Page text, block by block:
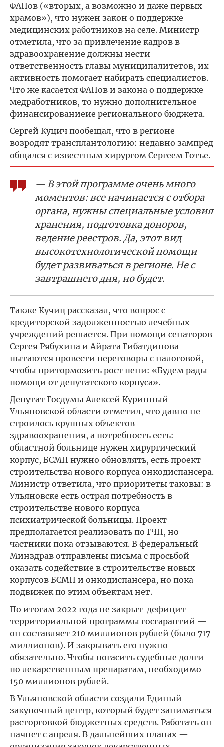
ФАПов («вторых, а возможно и даже первых
храмов»), что нужен закон о поддержке
медицинских работников на селе. Министр
отметила, что за привлечение кадров в
здравоохранение должны нести
ответственность главы муниципалитетов, их
активность помогает набирать специалистов.
Что же касается ФАПов и закона о поддержке
медработников, то нужно дополнительное
финансированиеие регионального бюджета.
Сергей Куцич пообещал, что в регионе
возродят трансплантологию: недавно зампред
общался с известным хирургом Сергеем Готье.
— В этой программе очень много
моментов: все начинается с отбора
органа, нужны специальные условия
хранения, подготовка доноров,
ведение реестров. Да, этот вид
высокотехнологической помощи
будет развиваться в регионе. Не с
завтрашнего дня, но будет.
Также Кучиц рассказал, что вопрос с
кредиторской задолженностью лечебных
учреждений решается. При помощи сенаторов
Сергея Рябухина и Айрата Гибатдинова
пытаются провести переговоры с налоговой,
чтобы притормозить рост пени: «Будем рады
помощи от депутатского корпуса».
Депутат Госдумы Алексей Куринный
Ульяновской области отметил, что давно не
строилось крупных объектов
здравоохранения, а потребность есть:
областной больнице нужен хирургический
корпус, БСМП нужно обновлять, есть проект
строительства нового корпуса онкодиспансера.
Министр ответила, что приоритеты таковы: в
Ульяновске есть острая потребность в
строительстве нового корпуса
психиатрической больницы. Проект
предполагается реализовать по ГЧП, но
частники пока отзываются. В федеральный
Минздрав отправлены письма с просьбой
оказать содействие в строительстве новых
корпусов БСМП и онкодиспансера, но пока
подвижек по этим объектам нет.
По итогам 2022 года не закрыт дефицит
территориальной программы госгарантий —
он составляет 210 миллионов рублей (было 717
миллионов). И закрывать его нужно
обязательно. Чтобы погасить судебные долги
по лекарственным препаратам, необходимо
150 миллионов рублей.
В Ульяновской области создали Единый
закупочный центр, который будет заниматься
расторговкой бюджетных средств. Работать он
начнет с апреля. В дальнейших планах —